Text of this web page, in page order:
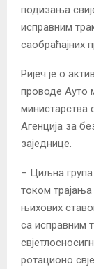
подизања
исправним
саобраћајних
Ријеч је о
проводе Ауто
министарства
Агенција за
заједнице.
– Циљна група
током
њихових
са исправним
ротационо